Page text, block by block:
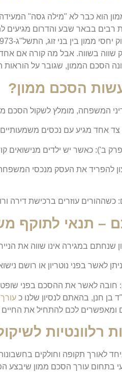
הוא כבר לא "מילה גסה"
רבים בבאר שבע והדרום מגיעים
שווה בשווה. אבל מה קורה אם
הסכם הממון, שגובר על
הסכם ממון?
דיני המשפחה, מומלץ לשקול הסכם
צד אחד מגיע עם נכסים משמעותיים
ב'): כאשר יש ילדים מנישואים
להפריד את העסק מנכסי המשפחה
כשההורים עוזרים ברכישת דירה
– תנאי לתוקף
במגירה אינו שווה את
חובה לאשר את ההסכם בפני
בן חנן, בהאתם לנסיון שלנו כ
ומאפשרים לכם להתחיל את החיים
רלוונטיות
לאורך תקופה וחולקים
בתחום עורך הסכם ממון שיבצע